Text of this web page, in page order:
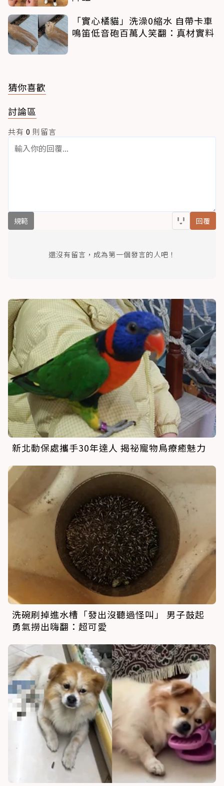
「實心橘貓」洗澡0縮水 自帶卡車
鳴笛低音砲百萬人笑翻：真材實料
猜你喜歡
討論區
共有 0 則留言
規範 回覆
還沒有留言，成為第一個發言的人吧！
新北動保處攜手30年達人 揭祕寵物鳥療癒魅力
洗碗刷掉進水槽「發出沒聽過怪叫」 男子鼓起
勇氣撈出嗨翻：超可愛